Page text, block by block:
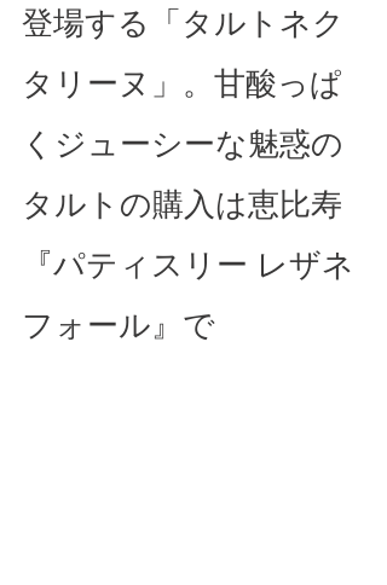
登場する「タルトネク
タリーヌ」。甘酸っぱ
くジューシーな魅惑の
タルトの購入は恵比寿
『パティスリー レザネ
フォール』で